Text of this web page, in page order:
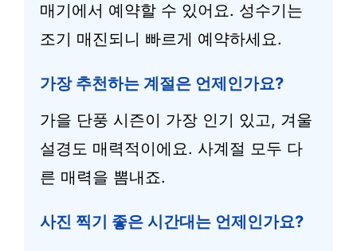
매기에서 예약할 수 있어요. 성수기는
조기 매진되니 빠르게 예약하세요.
가장 추천하는 계절은 언제인가요?
가을 단풍 시즌이 가장 인기 있고, 겨울
설경도 매력적이에요. 사계절 모두 다
른 매력을 뽐내죠.
사진 찍기 좋은 시간대는 언제인가요?